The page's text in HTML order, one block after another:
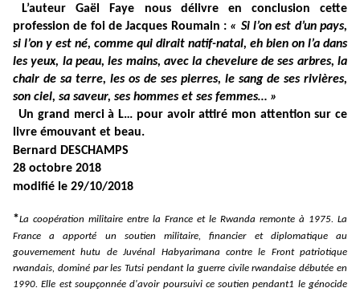
L’auteur Gaël Faye nous délivre en conclusion cette
profession de foi de Jacques Roumain : « Si l’on est d’un pays,
si l’on y est né, comme qui dirait natif-natal, eh bien on l’a dans
les yeux, la peau, les mains, avec la chevelure de ses arbres, la
chair de sa terre, les os de ses pierres, le sang de ses rivières,
son ciel, sa saveur, ses hommes et ses femmes… »
Un grand merci à L… pour avoir attiré mon attention sur ce
livre émouvant et beau.
Bernard DESCHAMPS
28 octobre 2018
modifié le 29/10/2018
*La coopération militaire entre la France et le Rwanda remonte à 1975. La
France a apporté un soutien militaire, financier et diplomatique au
gouvernement hutu de Juvénal Habyarimana contre le Front patriotique
rwandais, dominé par les Tutsi pendant la guerre civile rwandaise débutée en
1990. Elle est soupçonnée d'avoir poursuivi ce soutien pendant1 le génocide